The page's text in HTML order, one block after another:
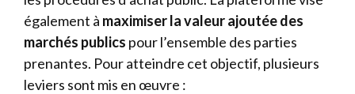
également à maximiser la valeur ajoutée des
marchés publics pour l’ensemble des parties
prenantes. Pour atteindre cet objectif, plusieurs
leviers sont mis en œuvre :